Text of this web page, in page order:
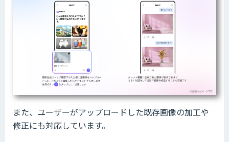
また、ユーザーがアップロードした既存画像の加工や
修正にも対応しています。